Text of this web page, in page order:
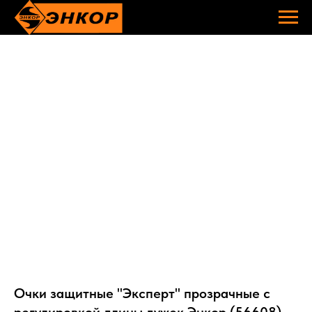
Очки защитные "Эксперт" прозрачные c